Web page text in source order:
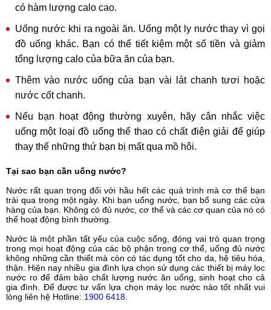
có hàm lượng calo cao.
Uống nước khi ra ngoài ăn. Uống một ly nước thay vì gọi
đồ uống khác. Bạn có thể tiết kiệm một số tiền và giảm
tổng lượng calo của bữa ăn của bạn.
Thêm vào nước uống của bạn vài lát chanh tươi hoặc
nước cốt chanh.
Nếu bạn hoạt động thường xuyên, hãy cân nhắc việc
uống một loại đồ uống thể thao có chất điện giải để giúp
thay thế những thứ bạn bị mất qua mồ hôi.
Tại sao bạn cần uống nước?
Nước rất quan trọng đối với hầu hết các quá trình mà cơ thể bạn
trải qua trong một ngày. Khi bạn uống nước, bạn bổ sung các cửa
hàng của bạn. Không có đủ nước, cơ thể và các cơ quan của nó có
thể hoạt động bình thường.
Nước là một phần tất yếu của cuộc sống, đóng vai trò quan trọng
trong mọi hoạt động của các bộ phận trong cơ thể, uống đủ nước
không những cần thiết mà còn có tác dụng tốt cho da, hệ tiêu hóa,
thận. Hiện nay nhiều gia đình lựa chọn sử dụng các thiết bị máy lọc
nước ro để đảm bảo chất lượng nước ăn uống, sinh hoạt cho cả
gia đình. Để được tư vấn lựa chọn máy lọc nước nào tốt nhất vui
lòng liên hệ Hotline: 1900 6418